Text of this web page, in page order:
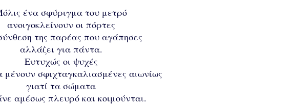
ένα σφύριγμα του μετρό
ανοιγοκλείνουν οι πόρτες
της παρέας που αγάπησες
αλλάζει για πάντα.
Ευτυχώς οι ψυχές
μένουν σφιχταγκαλιασμένες αιωνίως
γιατί τα σώματα
αμέσως πλευρό και κοιμούνται.